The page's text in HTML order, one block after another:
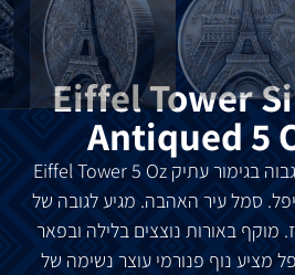
Eiffel Tower
Antiqued 5
גבוה בגימורעתיק Eiffel Tower
5 Oz
. סמלעיר האהבה. מגיעלגובה של
. מוקף באורות נוצצים בלילה ובפאר
מציע נוף פנורמי עוצר נשימה של